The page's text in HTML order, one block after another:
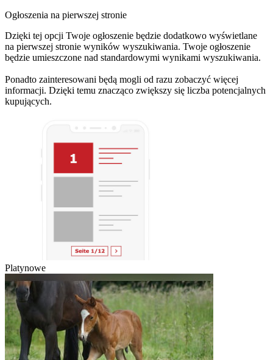
Ogłoszenia na pierwszej stronie
Dzięki tej opcji Twoje ogłoszenie będzie dodatkowo wyświetlane
na pierwszej stronie wyników wyszukiwania. Twoje ogłoszenie
będzie umieszczone nad standardowymi wynikami wyszukiwania.
Ponadto zainteresowani będą mogli od razu zobaczyć więcej
informacji. Dzięki temu znacząco zwiększy się liczba potencjalnych
kupujących.
Platynowe